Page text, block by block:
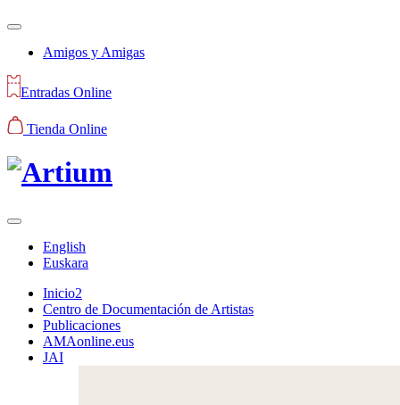
Amigos y Amigas
Entradas Online
Tienda Online
English
Euskara
Inicio2
Centro de Documentación de Artistas
Publicaciones
AMAonline.eus
JAI